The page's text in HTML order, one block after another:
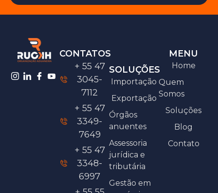
CONTATOS
+ 55 47
3045-
7112
+ 55 47
3349-
7649
+ 55 47
3348-
6997
SOLUÇÕES
Importação
Exportação
Órgãos
anuentes
Assessoria
jurídica e
tributária
Gestão em
MENU
Home
Quem
Somos
Soluções
Blog
Contato